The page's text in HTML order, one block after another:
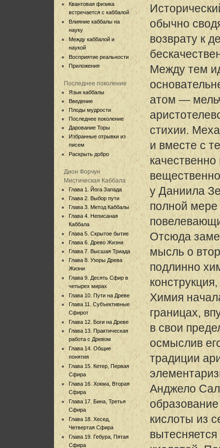
Квантовая физика
встречается с каббалой
Влияние каббалы на
науку
Между каббалой и
наукой
Восприятие реальности
Приложения
Последнее поколение
Язык каббалы
Введение
Плоды мудрости
Последнее поколение
Дарование Торы
Избранные отрывки из
писем
Раскрыть добро
Дион Форчун
Мистическая Каббала
Глава 1. Йога Запада
Глава 2. Выбор пути
Глава 3. Метод Каббалы
Глава 4. Неписаная
Каббала
Глава 5. Скрытое бытие
Глава 6. Древо Жизни
Глава 7. Высшая Триада
Глава 8. Узоры Древа
Жизни
Глава 9. Десять Сфир в
четырех мирах
Глава 10. Пути на Древе
Глава 11. Субъективные
Сфирот
Глава 12. Боги на Древе
Глава 13. Практическая
работа с Древом
Глава 14. Общие
понятия
Глава 15. Кетер, Первая
Сфира
Глава 16. Хокма, Вторая
Сфира
Глава 17. Бина, Третья
Сфира
Глава 18. Хесед,
Четвертая Сфира
Глава 19. Гебура, Пятая
Сфира
обычно
возврату к
Между тем
атом —
стихии.
и вместе с
у Даниила
полной
Отсюда
мысль о
подлинно
Химия
границах,
в свои
осмыслив
традиции
Анджело
кислоты из